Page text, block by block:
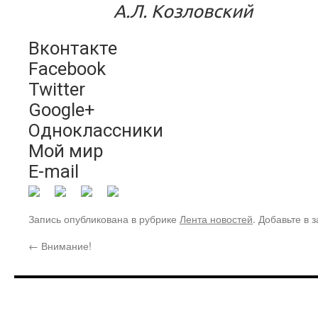
А.Л. Козловский
Вконтакте
Facebook
Twitter
Google+
Одноклассники
Мой мир
E-mail
Запись опубликована в рубрике Лента новостей. Добавьте в
← Внимание!